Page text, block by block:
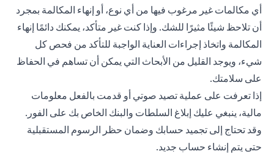
أي مكالمات غير مرغوب فيها من أي نوع، أو إنهاء المكالمة بمجرد
أن تلاحظ شيئًا مثيرًا للشك. وإذا كنت غير متأكد، يمكنك دائمًا إنهاء
المكالمة واتخاذ إجراءات العناية الواجبة للتأكد من فحص كل
شيء، ويوجد القليل من الأبحاث التي يمكن أن تساهم في الحفاظ
على سلامتك.
إذا تعرفت على عملية تصيد صوتي أو قدمت بالفعل معلومات
مالية، ينبغي عليك إبلاغ السلطات والبنك الخاص بك على الفور.
وقد تحتاج إلى تجميد حسابك وضمان حظر الرسوم المستقبلية
حتى يتم إنشاء حساب جديد.